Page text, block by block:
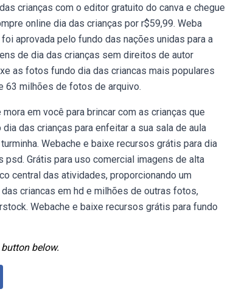
crianças com o editor gratuito do canva e chegue
online dia das crianças por r$59,99. Weba
aprovada pelo fundo das nações unidas para a
de dia das crianças sem direitos de autor
as fotos fundo dia das criancas mais populares
63 milhões de fotos de arquivo.
em você para brincar com as crianças que
das crianças para enfeitar a sua sala de aula
Webache e baixe recursos grátis para dia
Grátis para uso comercial imagens de alta
central das atividades, proporcionando um
criancas em hd e milhões de outras fotos,
Webache e baixe recursos grátis para fundo
below.